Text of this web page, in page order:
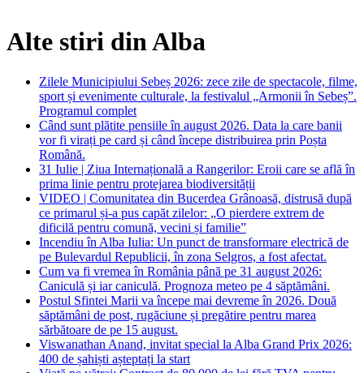
Alte stiri din Alba
Zilele Municipiului Sebeș 2026: zece zile de spectacole, filme,
sport și evenimente culturale, la festivalul „Armonii în Sebeș”.
Programul complet
Când sunt plătite pensiile în august 2026. Data la care banii
vor fi virați pe card și când începe distribuirea prin Poșta
Română.
31 Iulie | Ziua Internațională a Rangerilor: Eroii care se află în
prima linie pentru protejarea biodiversității
VIDEO | Comunitatea din Bucerdea Grânoasă, distrusă după
ce primarul și-a pus capăt zilelor: „O pierdere extrem de
dificilă pentru comună, vecini și familie”
Incendiu în Alba Iulia: Un punct de transformare electrică de
pe Bulevardul Republicii, în zona Selgros, a fost afectat.
Cum va fi vremea în România până pe 31 august 2026:
Caniculă și iar caniculă. Prognoza meteo pe 4 săptămâni.
Postul Sfintei Marii va începe mai devreme în 2026. Două
săptămâni de post, rugăciune și pregătire pentru marea
sărbătoare de pe 15 august.
Viswanathan Anand, invitat special la Alba Grand Prix 2026:
400 de șahiști așteptați la start